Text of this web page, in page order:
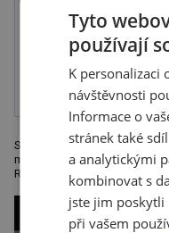
Gravír
Stylové černé pouzdro na
magnet. Doporučená
Rozměr: 9,7 x 6,7 x 1,3 cm.
Tyto
používají
K personalizaci
návštěvnosti
Informace o
stránek také
a analytickými
kombinovat s
jste jim poskytli
při vašem